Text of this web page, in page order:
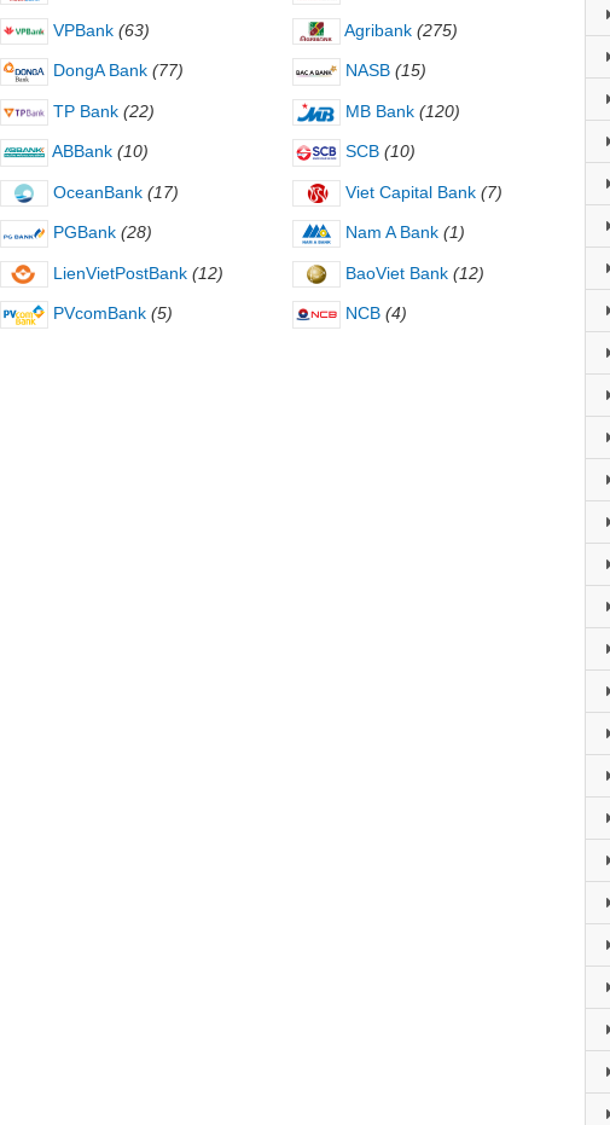
VPBank (63) Agribank (275)
DongA Bank (77) NASB (15)
TP Bank (22) MB Bank (120)
ABBank (10) SCB (10)
OceanBank (17) Viet Capital Bank (7)
PGBank (28) Nam A Bank (1)
LienVietPostBank (12) BaoViet Bank (12)
PVcomBank (5) NCB (4)